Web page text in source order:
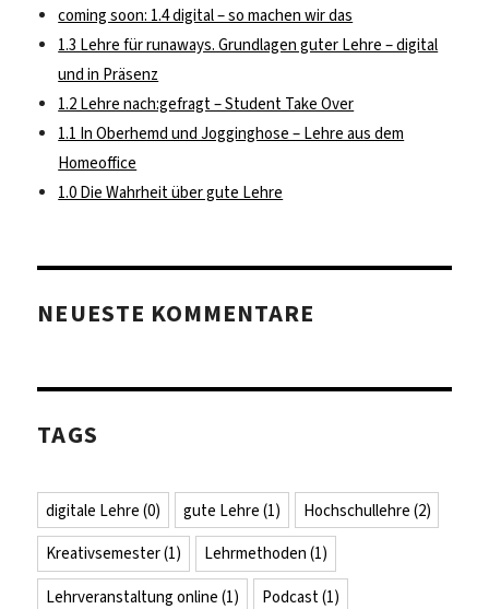
coming soon: 1.4 digital – so machen wir das
1.3 Lehre für runaways. Grundlagen guter Lehre – digital
und in Präsenz
1.2 Lehre nach:gefragt – Student Take Over
1.1 In Oberhemd und Jogginghose – Lehre aus dem
Homeoffice
1.0 Die Wahrheit über gute Lehre
NEUESTE KOMMENTARE
TAGS
digitale Lehre (0) gute Lehre (1) Hochschullehre (2)
Kreativsemester(1) Lehrmethoden (1)
Lehrveranstaltung online (1) Podcast(1)